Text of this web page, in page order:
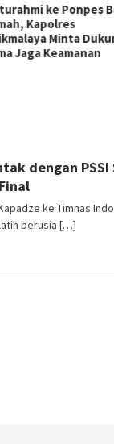
ke Ponpes
Kapolres
Minta
Jaga Keamanan
dengan PSSI
ke Timnas
berusia […]